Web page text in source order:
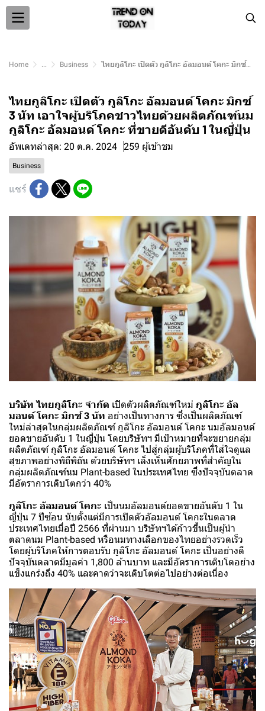
Home ... Business ไทยกูลิโกะ เปิดตัว กูลิโกะ อัลมอนด์ โคกะ มิกซ์ 3 นัท เอาใจผู้บริโภคชาวไทยด้วยผลิตภัณฑ์นม กูลิโกะ อัลมอนด์ โคกะ ที่ขายดีอันดับ 1 ในญี่ปุ่น
ไทยกูลิโกะ เปิดตัว กูลิโกะ อัลมอนด์ โคกะ มิกซ์
3 นัท เอาใจผู้บริโภคชาวไทยด้วยผลิตภัณฑ์นม
กูลิโกะ อัลมอนด์ โคกะ ที่ขายดีอันดับ 1 ในญี่ปุ่น
อัพเดทล่าสุด: 20 ต.ค. 2024 259 ผู้เข้าชม
Business
แชร์
บริษัท ไทยกูลิโกะ จำกัด เปิดตัวผลิตภัณฑ์ใหม่ กูลิโกะ อัล
มอนด์ โคกะ มิกซ์ 3 นัท อย่างเป็นทางการ ซึ่งเป็นผลิตภัณฑ์
ใหม่ล่าสุดในกลุ่มผลิตภัณฑ์ กูลิโกะ อัลมอนด์ โคกะ นมอัลมอนด์
ยอดขายอันดับ 1 ในญี่ปุ่น โดยบริษัทฯ มีเป้าหมายที่จะขยายกลุ่ม
ผลิตภัณฑ์ กูลิโกะ อัลมอนด์ โคกะ ไปสู่กลุ่มผู้บริโภคที่ใส่ใจดูแล
สุขภาพอย่างพิถีพิถัน ด้วยบริษัทฯ เล็งเห็นศักยภาพที่สำคัญใน
กลุ่มผลิตภัณฑ์นม Plant-based ในประเทศไทย ซึ่งปัจจุบันตลาด
มีอัตราการเติบโตกว่า 40%
กูลิโกะ อัลมอนด์ โคกะ เป็นนมอัลมอนด์ยอดขายอันดับ 1 ใน
ญี่ปุ่น 7 ปีซ้อน นับตั้งแต่มีการเปิดตัวอัลมอนด์ โคกะในตลาด
ประเทศไทยเมื่อปี 2566 ที่ผ่านมา บริษัทฯได้ก้าวขึ้นเป็นผู้นำ
ตลาดนม Plant-based หรือนมทางเลือกของไทยอย่างรวดเร็ว
โดยผู้บริโภคให้การตอบรับ กูลิโกะ อัลมอนด์ โคกะ เป็นอย่างดี
ปัจจุบันตลาดมีมูลค่า 1,800 ล้านบาท และมีอัตราการเติบโตอย่าง
แข็งแกร่งถึง 40% และคาดว่าจะเติบโตต่อไปอย่างต่อเนื่อง